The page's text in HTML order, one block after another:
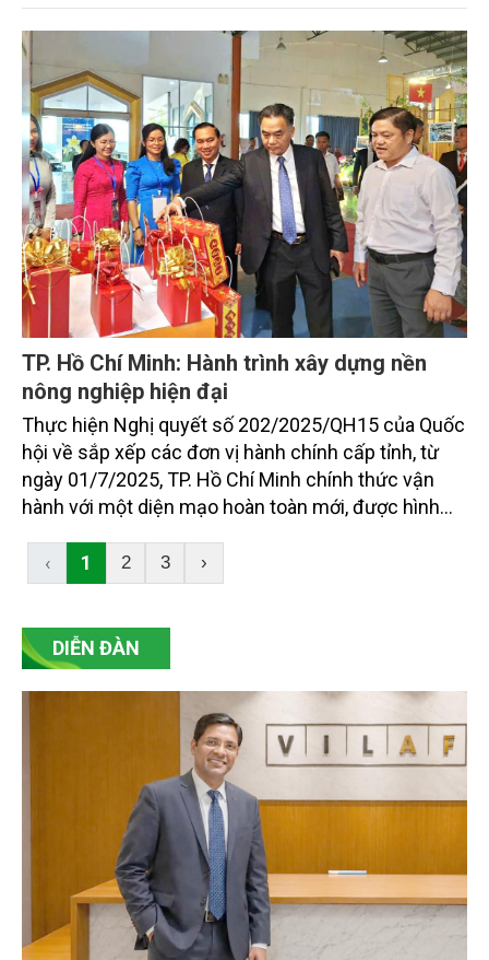
TP. Hồ Chí Minh: Hành trình xây dựng nền
nông nghiệp hiện đại
Thực hiện Nghị quyết số 202/2025/QH15 của Quốc
hội về sắp xếp các đơn vị hành chính cấp tỉnh, từ
ngày 01/7/2025, TP. Hồ Chí Minh chính thức vận
hành với một diện mạo hoàn toàn mới, được hình
và dân số của tỉnh Bà Rịa - Vũng Tàu và Bình Dương
vào TP. Hồ Chí Minh.
‹ 1 2 3 ›
DIỄN ĐÀN